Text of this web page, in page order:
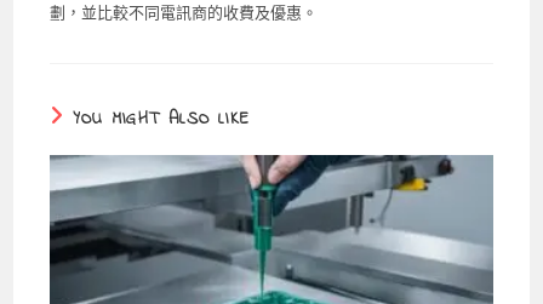
劃，並比較不同電訊商的收費及優惠。
YOU MIGHT ALSO LIKE